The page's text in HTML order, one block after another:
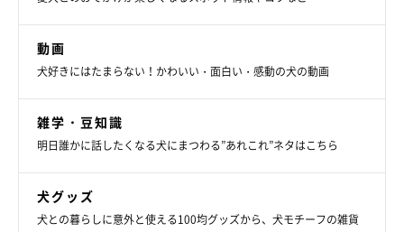
動画
犬好きにはたまらない！かわいい・面白い・感動の犬の動画
雑学・豆知識
明日誰かに話したくなる犬にまつわる”あれこれ”ネタはこちら
犬グッズ
犬との暮らしに意外と使える100均グッズから、犬モチーフの雑貨